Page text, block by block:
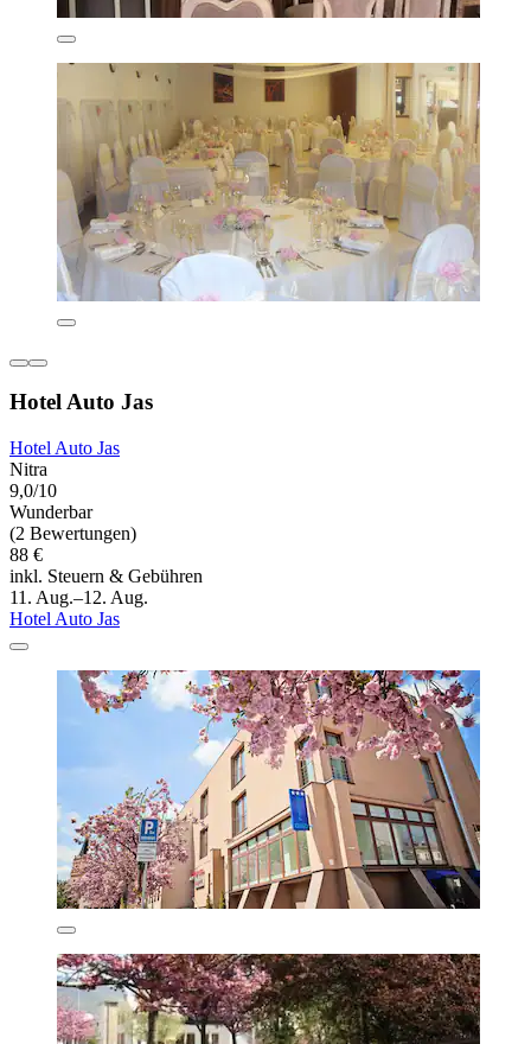
Hotel Auto Jas
Hotel Auto Jas
Nitra
9,0/10
Wunderbar
(2 Bewertungen)
88 €
inkl. Steuern & Gebühren
11. Aug.–12. Aug.
Hotel Auto Jas